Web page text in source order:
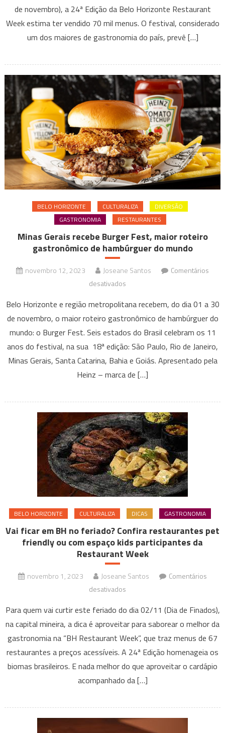
24ª
BH
Restaurant
de novembro), a 24ª Edição da Belo Horizonte Restaurant
Week estima ter vendido 70 mil menus. O festival, considerado
um dos maiores de gastronomia do país, prevê […]
BELO HORIZONTE CULTURALIZA
DIVERSÃO
GASTRONOMIA
RESTAURANTES
Minas Gerais recebe Burger Fest, maior roteiro
gastronômico de hambúrguer do mundo
novembro 12, 2023 Joseane Santos
Comentários
desativados
Gerais
recebe
Burger
Fest,
maior
roteiro
do
mundo
Belo Horizonte e região metropolitana recebem, do dia 01 a 30
de novembro, o maior roteiro gastronômico de hambúrguer do
mundo: o Burger Fest. Seis estados do Brasil celebram os 11
anos do festival, na sua 18ª edição: São Paulo, Rio de Janeiro,
Minas Gerais, Santa Catarina, Bahia e Goiás. Apresentado pela
Heinz – marca de […]
BELO HORIZONTE CULTURALIZA DICAS GASTRONOMIA
Vai ficar em BH no feriado? Confira restaurantes pet
friendly ou com espaço kids participantes da
Restaurant Week
novembro 1, 2023 Joseane Santos
Comentários
desativados
ficar
em
BH
no
feriado?
Confira
ou
Para quem vai curtir este feriado do dia 02/11 (Dia de Finados),
na capital mineira, a dica é aproveitar para saborear o melhor da
gastronomia na “BH Restaurant Week”, que traz menus de 67
restaurantes a preços acessíveis. A 24ª Edição homenageia os
biomas brasileiros. E nada melhor do que aproveitar o cardápio
acompanhado da […]